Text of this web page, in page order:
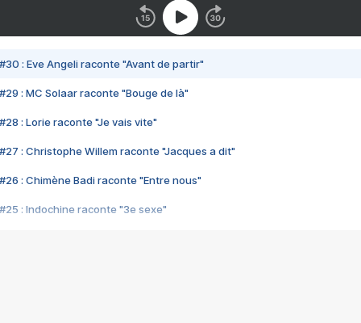
#30 : Eve Angeli raconte "Avant de partir"
#29 : MC Solaar raconte "Bouge de là"
#28 : Lorie raconte "Je vais vite"
#27 : Christophe Willem raconte "Jacques a dit"
#26 : Chimène Badi raconte "Entre nous"
#25 : Indochine raconte "3e sexe"